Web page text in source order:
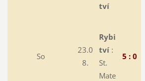
tví
So
23.0
8.
Rybi
tví:
St.
Mate
5 : 0